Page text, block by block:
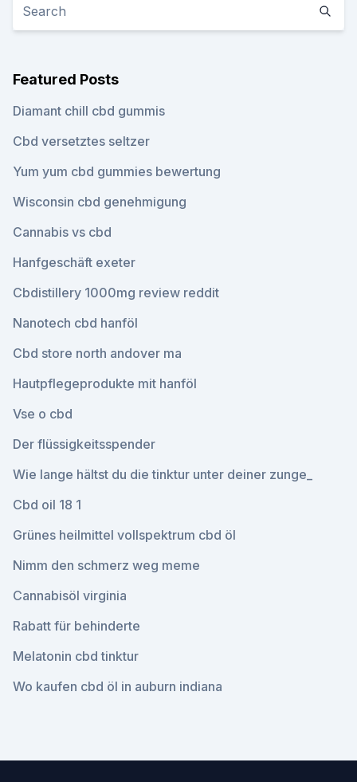
Featured Posts
Diamant chill cbd gummis
Cbd versetztes seltzer
Yum yum cbd gummies bewertung
Wisconsin cbd genehmigung
Cannabis vs cbd
Hanfgeschäft exeter
Cbdistillery 1000mg review reddit
Nanotech cbd hanföl
Cbd store north andover ma
Hautpflegeprodukte mit hanföl
Vse o cbd
Der flüssigkeitsspender
Wie lange hältst du die tinktur unter deiner zunge_
Cbd oil 18 1
Grünes heilmittel vollspektrum cbd öl
Nimm den schmerz weg meme
Cannabisöl virginia
Rabatt für behinderte
Melatonin cbd tinktur
Wo kaufen cbd öl in auburn indiana